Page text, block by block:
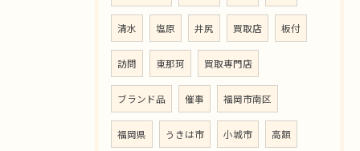
清水 塩原 井尻 買取店 板付
訪問 東那珂 買取専門店
ブランド品 催事 福岡市南区
福岡県 うきは市 小城市 高額